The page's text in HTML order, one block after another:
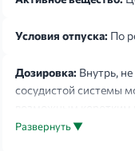
Условия отпуска: По
Дозировка: Внутрь,
сосудистой системы
возможным коротким
мг. Симптоматическое
Развернуть ▼